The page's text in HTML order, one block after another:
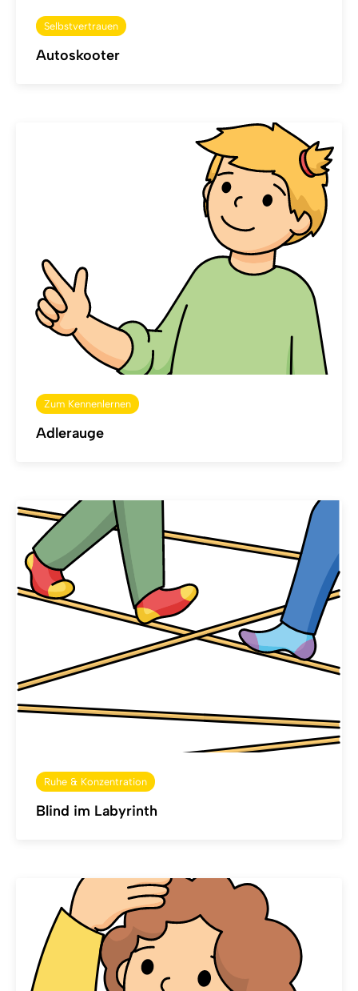
Selbstvertrauen
Autoskooter
Zum Kennenlernen
Adlerauge
Ruhe & Konzentration
Blind im Labyrinth